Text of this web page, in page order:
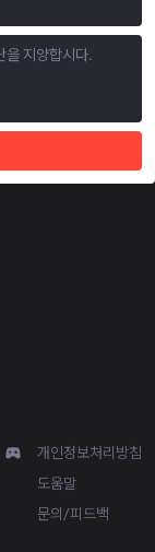
개인정보처리방침
도움말
문의/피드백